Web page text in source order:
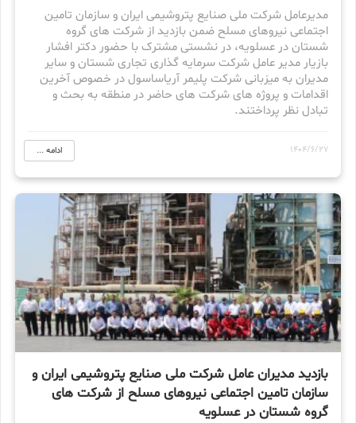
مدیرعامل شرکت ملی صنایع پتروشیمی ایران و سازمان تامین
اجتماعی نیروهای مسلح ضمن بازدید از شرکت های گروه
شستان در عسلویه، در نشستی مشترک با حضور دکتر افشار
بازیار مدیر عامل شرکت سرمایه گذاری تجاری شستان و سایر
مدیران به میزبانی شرکت پلیمر آریاساسول در خصوص آخرین
اقدامات و پروژه های شرکت های حاضر در منطقه به بحث و
تبادل نظر پرداختند.
1404/6/27 ادامه ...
بازدید مدیران عامل شرکت ملی صنایع پتروشیمی ایران و
سازمان تامین اجتماعی نیروهای مسلح از شرکت های
گروه شستان در عسلویه